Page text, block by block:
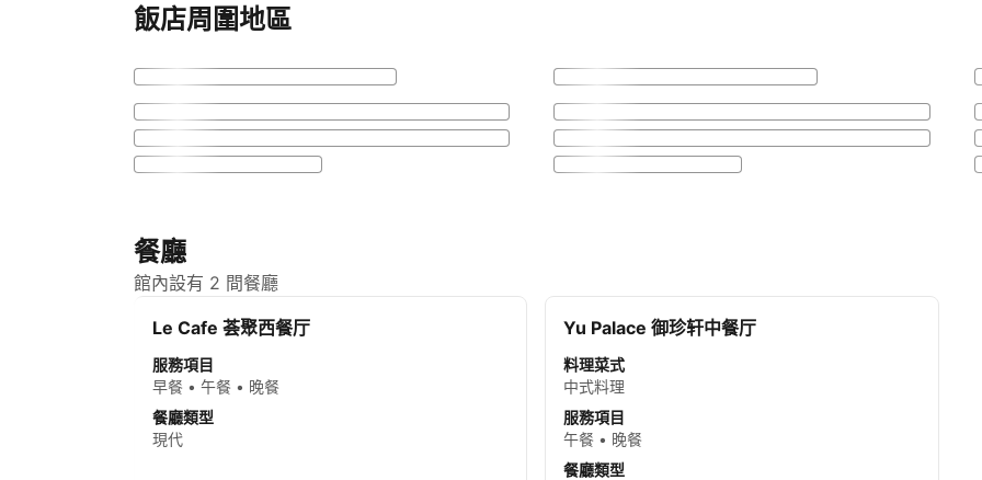
飯店周圍地區
餐廳
館內設有 2 間餐廳
Le Cafe 荟聚西餐厅
服務項目
早餐 • 午餐 • 晚餐
餐廳類型
現代
Yu Palace 御珍轩中餐厅
料理菜式
中式料理
服務項目
午餐 • 晚餐
餐廳類型